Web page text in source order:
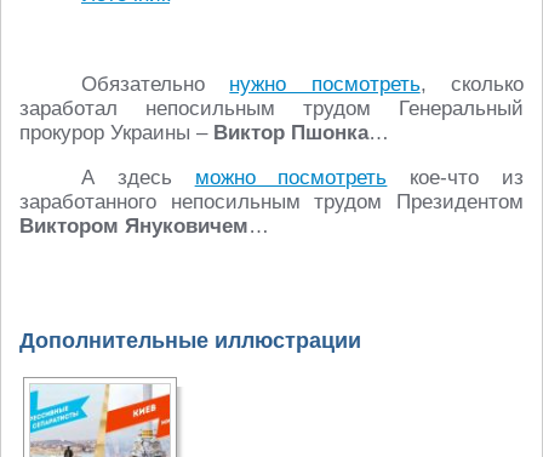
Обязательно нужно посмотреть, сколько
заработал непосильным трудом Генеральный
прокурор Украины – Виктор Пшонка…
А здесь можно посмотреть кое-что из
заработанного непосильным трудом Президентом
Виктором Януковичем…
Дополнительные иллюстрации